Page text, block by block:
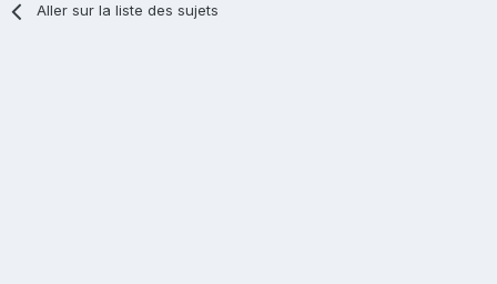
Aller sur la liste des sujets